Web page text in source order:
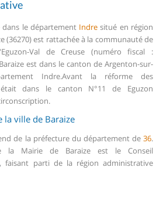
dans le département Indre situé en région
(36270) est rattachée à la communauté de
Val de Creuse (numéro fiscal :
est dans le canton de Argenton-sur-
Indre.Avant la réforme des
était dans le canton N°11 de Eguzon
la ville de Baraize
de la préfecture du département de 36.
la Mairie de Baraize est le Conseil
, faisant parti de la région administrative